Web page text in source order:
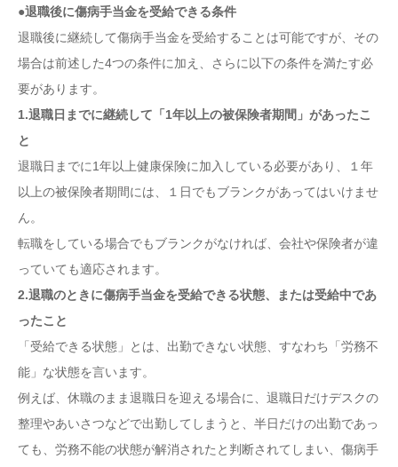
●退職後に傷病手当金を受給できる条件
退職後に継続して傷病手当金を受給することは可能ですが、その
場合は前述した4つの条件に加え、さらに以下の条件を満たす必
要があります。
1.退職日までに継続して「1年以上の被保険者期間」があったこ
と
退職日までに1年以上健康保険に加入している必要があり、１年
以上の被保険者期間には、１日でもブランクがあってはいけませ
ん。
転職をしている場合でもブランクがなければ、会社や保険者が違
っていても適応されます。
2.退職のときに傷病手当金を受給できる状態、または受給中であ
ったこと
「受給できる状態」とは、出勤できない状態、すなわち「労務不
能」な状態を言います。
例えば、休職のまま退職日を迎える場合に、退職日だけデスクの
整理やあいさつなどで出勤してしまうと、半日だけの出勤であっ
ても、労務不能の状態が解消されたと判断されてしまい、傷病手